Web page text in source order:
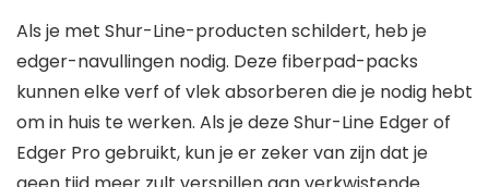
Als je met Shur-Line-producten schildert, heb je
edger-navullingen nodig. Deze fiberpad-packs
kunnen elke verf of vlek absorberen die je nodig hebt
om in huis te werken. Als je deze Shur-Line Edger of
Edger Pro gebruikt, kun je er zeker van zijn dat je